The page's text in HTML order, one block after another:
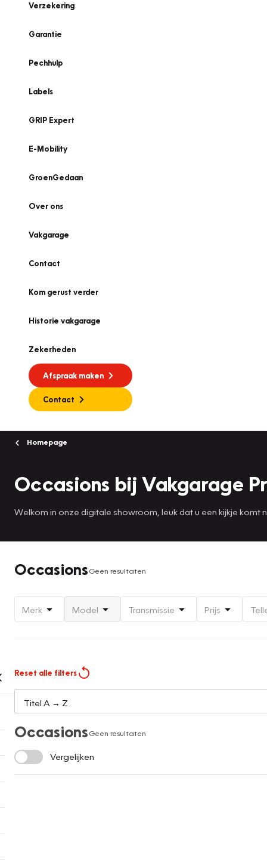
Verzekering
Garantie
Pechhulp
Labels
GRIP Expert
E-Mobility
GroenGedaan
Over ons
Vakgarage
Contact
Kom gerust verder
Historie vakgarage
Zekerheden
Afspraak maken
Contact
Homepage
Occasions bij Vakgarage
Welkom in onze digitale showroom, leuk dat u een kijkje komt
OccasionsGeen resultaten
Merk Model Transmissie Prijs
Reset alle filters
OccasionsGeen resultaten
Vergelijken